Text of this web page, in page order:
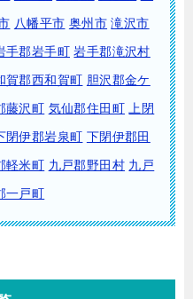
八幡平市 奥州市 滝沢市
手郡岩手町 岩手郡滝沢村
賀郡西和賀町 胆沢郡金ケ
藤沢町 気仙郡住田町
上閉
閉伊郡岩泉町 下閉伊郡田
軽米町 九戸郡野田村 九戸
一戸町